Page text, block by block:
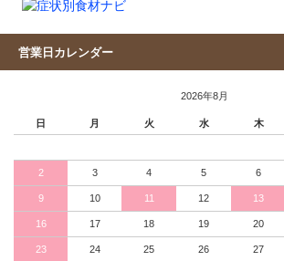
営業日カレンダー
2026年8月
日 月 火 水 木
2 3 4 5 6
9 10 11 12 13
16 17 18 19 20
23 24 25 26 27